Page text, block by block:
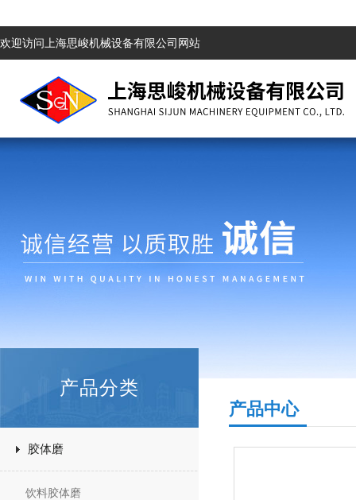
欢迎访问上海思峻机械设备有限公司网站
产品分类
胶体磨
饮料胶体磨
产品中心